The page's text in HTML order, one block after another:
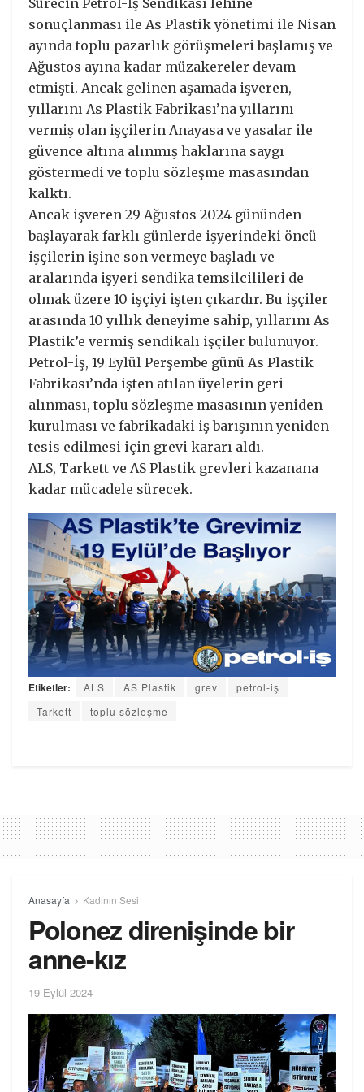
Sürecin Petrol-İş Sendikası lehine
sonuçlanması ile As Plastik yönetimi ile Nisan
ayında toplu pazarlık görüşmeleri başlamış ve
Ağustos ayına kadar müzakereler devam
etmişti. Ancak gelinen aşamada işveren,
yıllarını As Plastik Fabrikası’na yıllarını
vermiş olan işçilerin Anayasa ve yasalar ile
güvence altına alınmış haklarına saygı
göstermedi ve toplu sözleşme masasından
kalktı.
Ancak işveren 29 Ağustos 2024 gününden
başlayarak farklı günlerde işyerindeki öncü
işçilerin işine son vermeye başladı ve
aralarında işyeri sendika temsilcilileri de
olmak üzere 10 işçiyi işten çıkardır. Bu işçiler
arasında 10 yıllık deneyime sahip, yıllarını As
Plastik’e vermiş sendikalı işçiler bulunuyor.
Petrol-İş, 19 Eylül Perşembe günü As Plastik
Fabrikası’nda işten atılan üyelerin geri
alınması, toplu sözleşme masasının yeniden
kurulması ve fabrikadaki iş barışının yeniden
tesis edilmesi için grevi kararı aldı.
ALS, Tarkett ve AS Plastik grevleri kazanana
kadar mücadele sürecek.
Etiketler: ALS AS Plastik grev
petrol-iş
Tarkett
toplu sözleşme
Anasayfa Kadının Sesi
Polonez direnişinde bir
anne-kız
19 Eylül 2024